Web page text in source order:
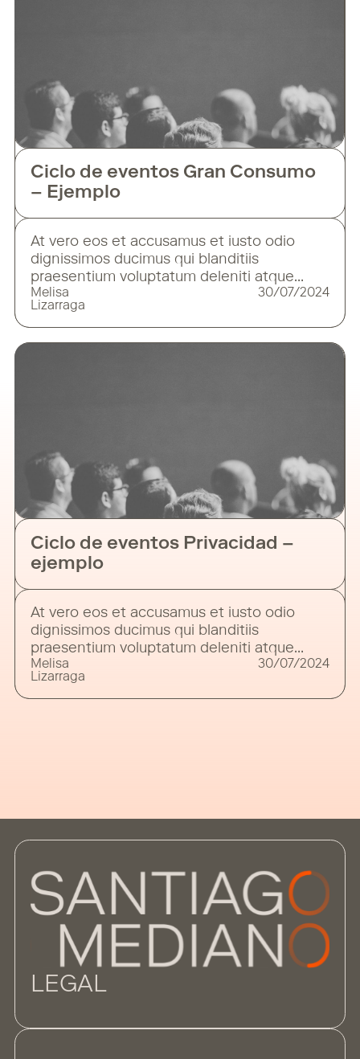
Ciclo de eventos Gran Consumo
– Ejemplo
At vero eos et accusamus et iusto odio
dignissimos ducimus qui blanditiis
praesentium voluptatum deleniti atque
corrupti quos dolores et quas molestias
excepturi sint occaecati cupiditate non
provident, similique sunt in culpa qui officia
Melisa
Lizarraga
30/07/2024
Ciclo de eventos Privacidad –
ejemplo
At vero eos et accusamus et iusto odio
dignissimos ducimus qui blanditiis
praesentium voluptatum deleniti atque
corrupti quos dolores et quas molestias
excepturi sint occaecati cupiditate non
provident, similique sunt in culpa qui officia
Melisa
Lizarraga
30/07/2024
LEGAL